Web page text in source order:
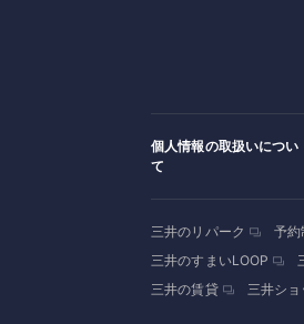
個人情報の取扱いについ
て
三井のリパーク 予約
三井のすまいLOOP
三井の賃貸
三井ショ